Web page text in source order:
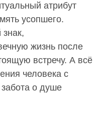
атрибут
усопшего.
жизнь после
встречу. А всё
человека с
о душе